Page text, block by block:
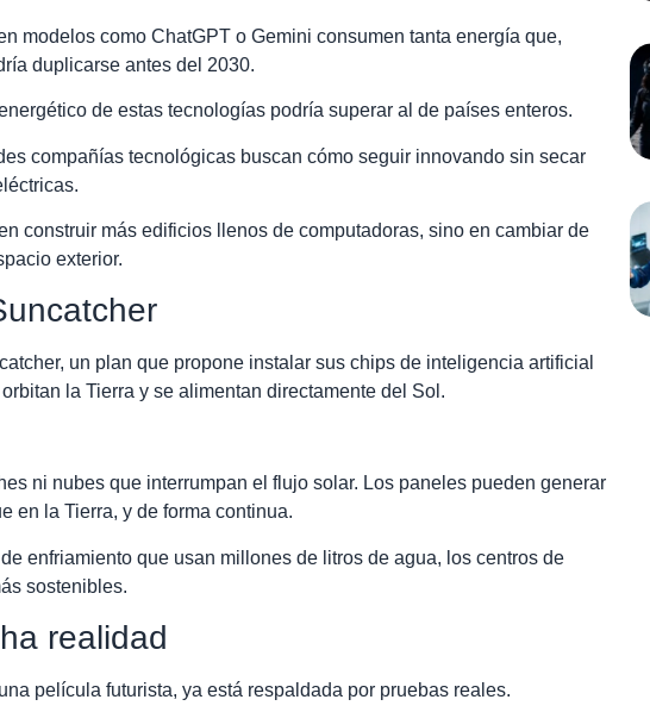
modelos como ChatGPT o Gemini consumen tanta energía que,
duplicarse antes del 2030.
de estas tecnologías podría superar al de países enteros.
compañías tecnológicas buscan cómo seguir innovando sin secar
construir más edificios llenos de computadoras, sino en cambiar de
exterior.
un plan que propone instalar sus chips de inteligencia artificial
la Tierra y se alimentan directamente del Sol.
ni nubes que interrumpan el flujo solar. Los paneles pueden generar
en la Tierra, y de forma continua.
enfriamiento que usan millones de litros de agua, los centros de
sostenibles.
realidad
película futurista, ya está respaldada por pruebas reales.